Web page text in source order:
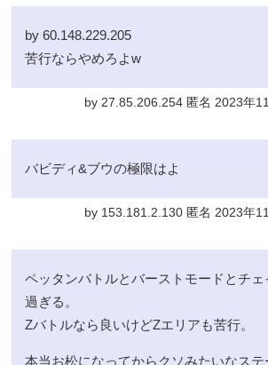
by 60.148.229.205
苦行ならやめろよw
by 27.85.206.254 匿名 2023年
バビディ&ブウの極限はよ
by 153.181.2.130 匿名 2023年
ペッタンバトルとバーストモードとチ
過ぎる。
Zバトルなら良いけどZエリアも苦行。
本当お松になってからクソみたいなステ